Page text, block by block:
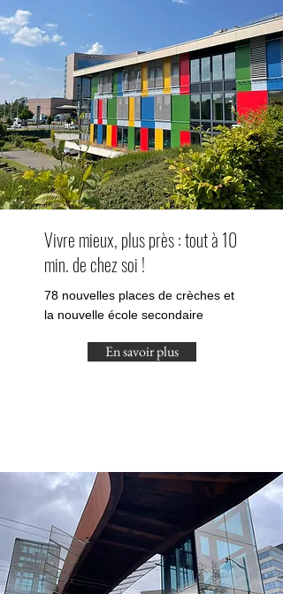
Vivre mieux, plus près : tout à 10
min. de chez soi !
78 nouvelles places de crèches et
la nouvelle école secondaire
En savoir plus